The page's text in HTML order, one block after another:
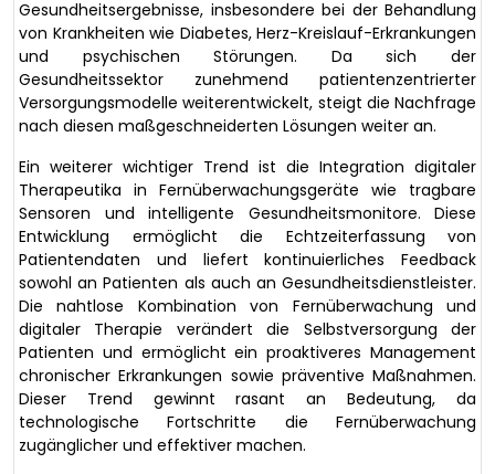
Gesundheitsergebnisse, insbesondere bei der Behandlung
von Krankheiten wie Diabetes, Herz-Kreislauf-Erkrankungen
und psychischen Störungen. Da sich der
Gesundheitssektor zunehmend patientenzentrierter
Versorgungsmodelle weiterentwickelt, steigt die Nachfrage
nach diesen maßgeschneiderten Lösungen weiter an.
Ein weiterer wichtiger Trend ist die Integration digitaler
Therapeutika in Fernüberwachungsgeräte wie tragbare
Sensoren und intelligente Gesundheitsmonitore. Diese
Entwicklung ermöglicht die Echtzeiterfassung von
Patientendaten und liefert kontinuierliches Feedback
sowohl an Patienten als auch an Gesundheitsdienstleister.
Die nahtlose Kombination von Fernüberwachung und
digitaler Therapie verändert die Selbstversorgung der
Patienten und ermöglicht ein proaktiveres Management
chronischer Erkrankungen sowie präventive Maßnahmen.
Dieser Trend gewinnt rasant an Bedeutung, da
technologische Fortschritte die Fernüberwachung
zugänglicher und effektiver machen.